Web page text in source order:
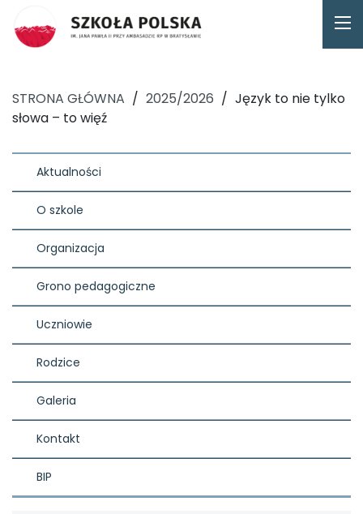
STRONA GŁÓWNA / 2025/2026 / Język to nie tylko
słowa – to więź
Aktualności
O szkole
Organizacja
Grono pedagogiczne
Uczniowie
Rodzice
Galeria
Kontakt
BIP